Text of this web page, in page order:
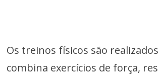
Os treinos físicos são
combina exercícios de força,